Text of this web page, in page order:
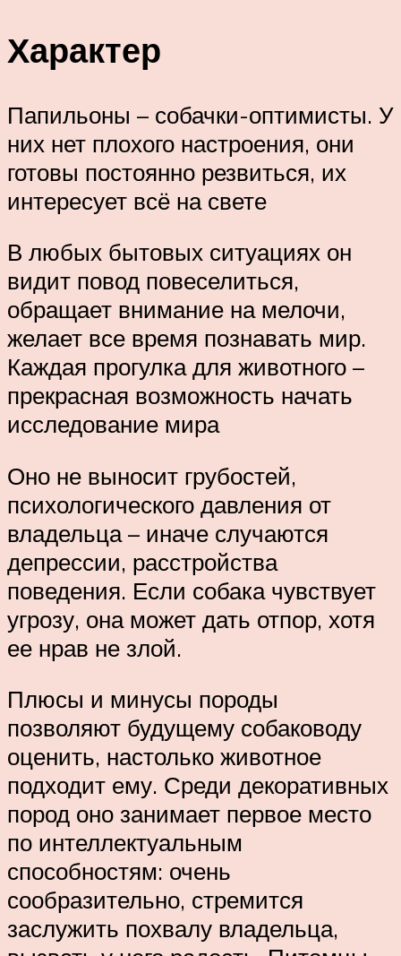
Характер
Папильоны – собачки-оптимисты. У
них нет плохого настроения, они
готовы постоянно резвиться, их
интересует всё на свете
В любых бытовых ситуациях он
видит повод повеселиться,
обращает внимание на мелочи,
желает все время познавать мир.
Каждая прогулка для животного –
прекрасная возможность начать
исследование мира
Оно не выносит грубостей,
психологического давления от
владельца – иначе случаются
депрессии, расстройства
поведения. Если собака чувствует
угрозу, она может дать отпор, хотя
ее нрав не злой.
Плюсы и минусы породы
позволяют будущему собаководу
оценить, настолько животное
подходит ему. Среди декоративных
пород оно занимает первое место
по интеллектуальным
способностям: очень
сообразительно, стремится
заслужить похвалу владельца,